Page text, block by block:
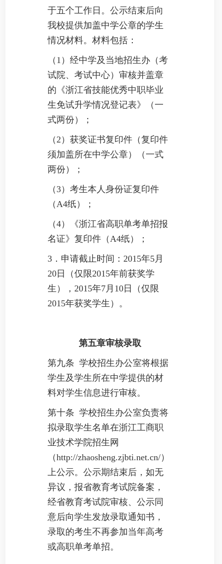
于五个工作日。公示结束后向
我校提供加盖中学公章的学生
情况材料。材料包括：
（1）经中学及当地招生办（考
试院、考试中心）审核并盖章
的《浙江省技能优秀中职毕业
生免试升学情况登记表》（一
式两份）；
（2）获奖证书复印件（复印件
须加盖所在中学公章）（一式
两份）；
（3）考生本人身份证复印件
（A4纸）；
（4）《浙江省高职单考单招报
名证》复印件（A4纸）；
3 ．申请截止时间：2015年5月
20日（仅限2015年前获奖学
生），2015年7月10日（仅限
2015年获奖学生）。
第五章审核录取
第九条 学校招生办公室将根据
学生及学生所在中学提供的材
料对学生信息进行审核。
第十条 学校招生办公室负责将
拟录取学生名单在浙江工商职
业技术学院招生网
（http://zhaosheng.zjbti.net.cn/）
上公示。公示期结束后，如无
异议，报省教育考试院备案，
经省教育考试院审核、公示同
意后向学生发放录取通知书，
录取的考生不再参加当年高考
或高职单考单招。